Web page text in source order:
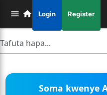
Login Register
Soma kwenye